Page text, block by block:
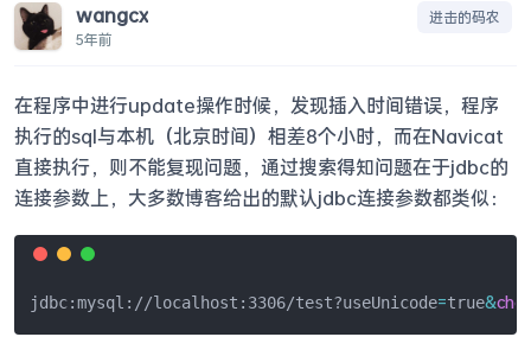
wangcx
5年前
进击的码农
在程序中进行update操作时候，发现插入时间错误，程序
执行的sql与本机（北京时间）相差8个小时，而在Navicat
直接执行，则不能复现问题，通过搜索得知问题在于jdbc的
连接参数上，大多数博客给出的默认jdbc连接参数都类似：
jdbc:mysql://localhost:3306/test?useUnicode=true&